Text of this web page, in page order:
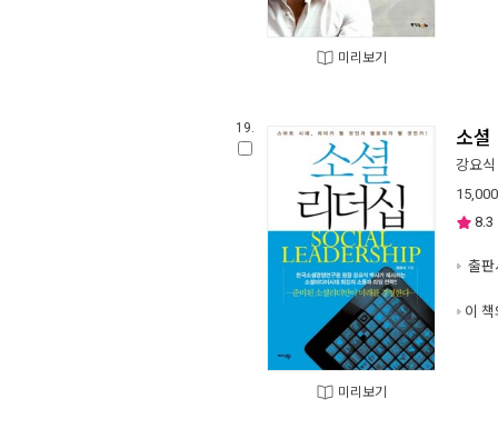
미리보기
19.
미리보기
소셜
강요식
15,000
8.3
출판
이